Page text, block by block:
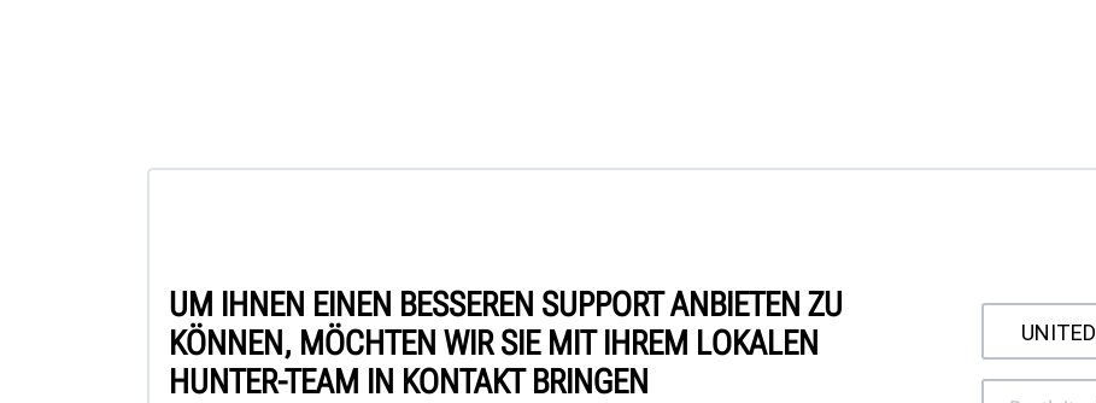
UM IHNEN EINEN BESSEREN SUPPORT ANBIETEN ZU
KÖNNEN, MÖCHTEN WIR SIE MIT IHREM LOKALEN
HUNTER-TEAM IN KONTAKT BRINGEN